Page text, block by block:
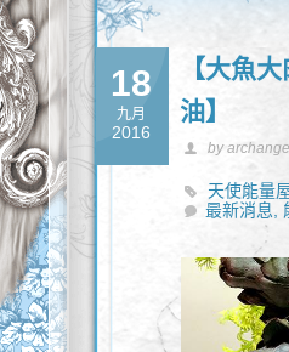
18
九月
2016
【大魚
油】
by
天使能量
最新消息,